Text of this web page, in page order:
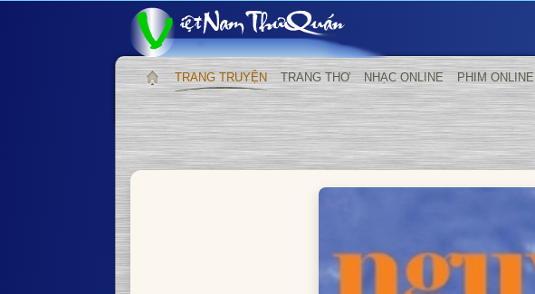
TRANG TRUYỆN TRANG THƠ NHẠC ONLINE PHIM ONLINE